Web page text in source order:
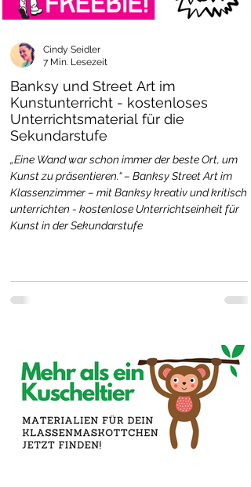
Banksy und Street Art im
Kunstunterricht - kostenloses
Unterrichtsmaterial für die
Sekundarstufe
„Eine Wand war schon immer der beste Ort, um
Kunst zu präsentieren.“ – Banksy Street Art im
Klassenzimmer – mit Banksy kreativ und kritisch
unterrichten - kostenlose Unterrichtseinheit für
Kunst in der Sekundarstufe
Cindy Seidler
7 Min. Lesezeit